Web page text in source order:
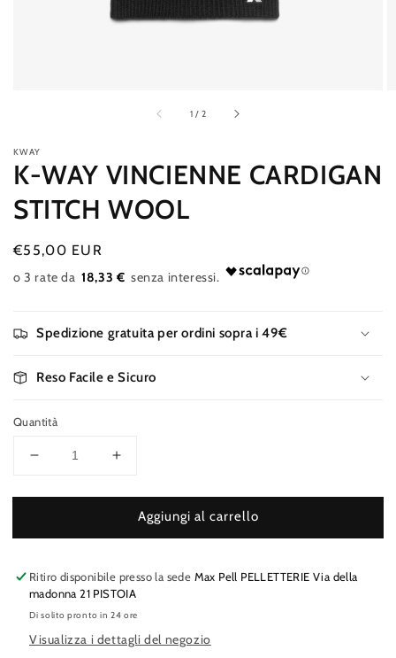
1 / di
2
KWAY
K-WAY VINCIENNE CARDIGAN
STITCH WOOL
Prezzo
di
€55,00 EUR
18,33 €
Spedizione gratuita per ordini sopra i 49€
Reso Facile e Sicuro
Quantità
Diminuisci
per
WAY
CARDIGAN
STITCH
WOOL
Aumenta
per
WAY
CARDIGAN
STITCH
WOOL
Aggiungi al carrello
Ritiro disponibile presso la sede Max Pell PELLETTERIE Via della
madonna 21 PISTOIA
Di solito pronto in 24 ore
Visualizza i dettagli del negozio